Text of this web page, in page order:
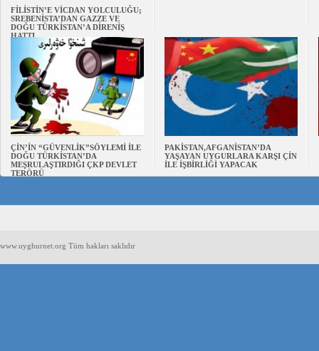
FİLİSTİN’E VİCDAN YOLCULUĞU;
SREBENİSTA’DAN GAZZE VE
DOĞU TÜRKİSTAN’A DİRENİŞ
HATTI
ÇİN’İN “GÜVENLİK”SÖYLEMİ İLE
DOĞU TÜRKİSTAN’DA
MEŞRULAŞTIRDIĞI ÇKP DEVLET
TERÖRÜ
PAKİSTAN,AFGANİSTAN’DA
YAŞAYAN UYGURLARA KARŞI ÇİN
İLE İŞBİRLİĞİ YAPACAK
www.uyghurnet.org Tüm hakları saklıdır